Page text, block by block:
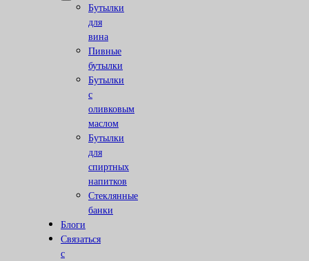
Бутылки
для
вина
Пивные
бутылки
Бутылки
с
оливковым
маслом
Бутылки
для
спиртных
напитков
Стеклянные
банки
Блоги
Связаться
с